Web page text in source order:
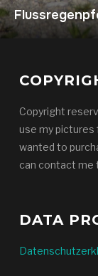
Copyright
use my pictures
wanted to
can contact me
DATA